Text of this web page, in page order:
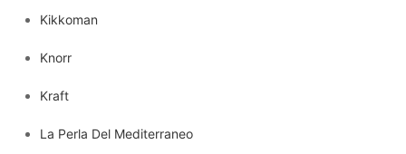
Kikkoman
Knorr
Kraft
La Perla Del Mediterraneo